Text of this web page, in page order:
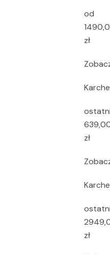
od
zł
zł
zł